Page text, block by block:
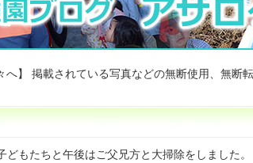
へ】 掲載されている写真などの無断使用、無断
どもたちと午後はご父兄方と大掃除をしました。